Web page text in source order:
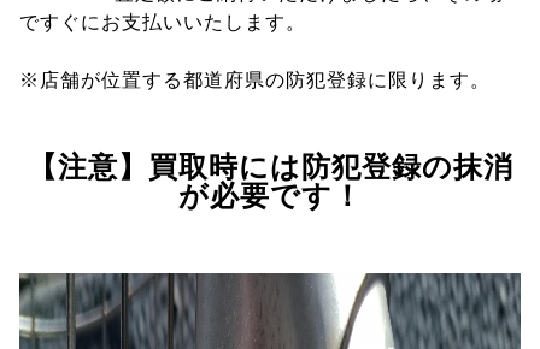
ですぐにお支払いいたします。
※店舗が位置する都道府県の防犯登録に限ります。
【注意】買取時には防犯登録の抹消
が必要です！